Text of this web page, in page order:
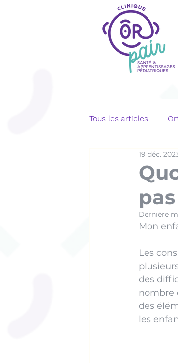
Tous les articles
Langage écrit
Orthophonie adulte
19 déc.
Dernière
Mon
Les
des
nombre
des
les